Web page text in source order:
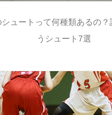
シュートって何種類あるの？
うシュート7選